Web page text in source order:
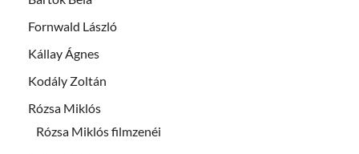
Fornwald László
Kállay Ágnes
Kodály Zoltán
Rózsa Miklós
Rózsa Miklós filmzenéi